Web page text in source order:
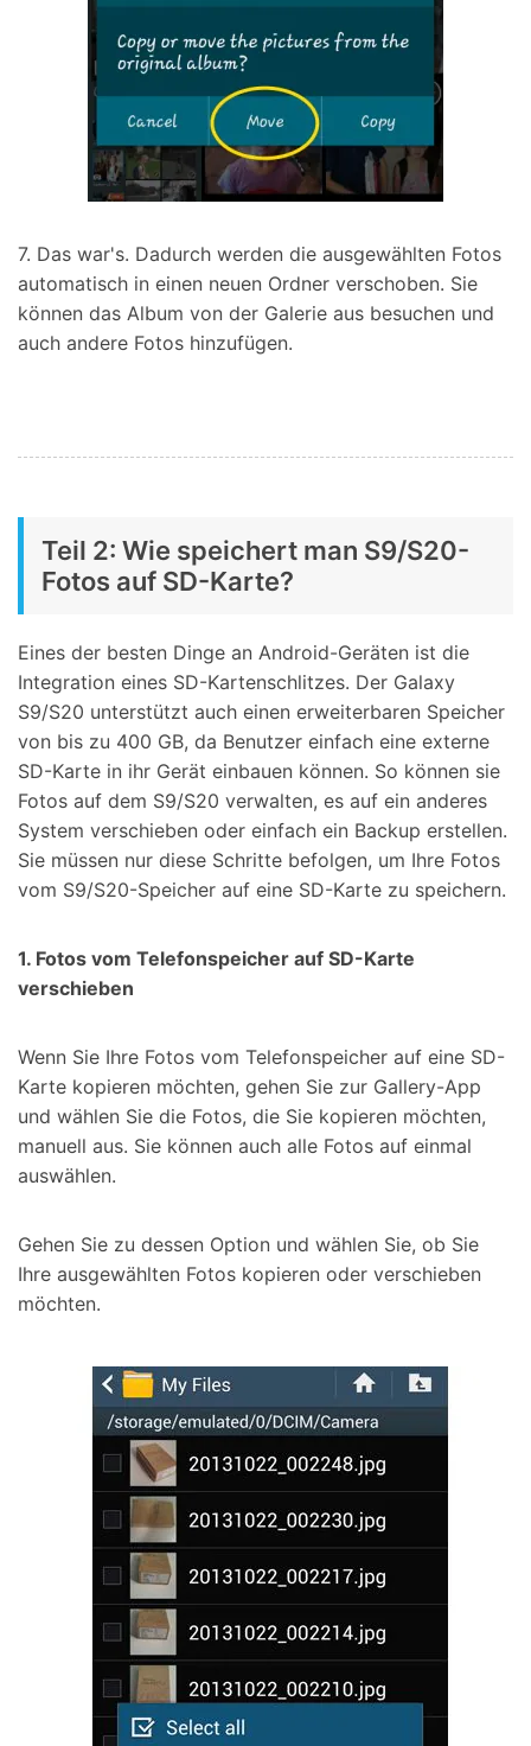
7. Das war's. Dadurch werden die ausgewählten Fotos
automatisch in einen neuen Ordner verschoben. Sie
können das Album von der Galerie aus besuchen und
auch andere Fotos hinzufügen.
Teil 2: Wie speichert man S9/S20-
Fotos auf SD-Karte?
Eines der besten Dinge an Android-Geräten ist die
Integration eines SD-Kartenschlitzes. Der Galaxy
S9/S20 unterstützt auch einen erweiterbaren Speicher
von bis zu 400 GB, da Benutzer einfach eine externe
SD-Karte in ihr Gerät einbauen können. So können sie
Fotos auf dem S9/S20 verwalten, es auf ein anderes
System verschieben oder einfach ein Backup erstellen.
Sie müssen nur diese Schritte befolgen, um Ihre Fotos
vom S9/S20-Speicher auf eine SD-Karte zu speichern.
1. Fotos vom Telefonspeicher auf SD-Karte
verschieben
Wenn Sie Ihre Fotos vom Telefonspeicher auf eine SD-
Karte kopieren möchten, gehen Sie zur Gallery-App
und wählen Sie die Fotos, die Sie kopieren möchten,
manuell aus. Sie können auch alle Fotos auf einmal
auswählen.
Gehen Sie zu dessen Option und wählen Sie, ob Sie
Ihre ausgewählten Fotos kopieren oder verschieben
möchten.